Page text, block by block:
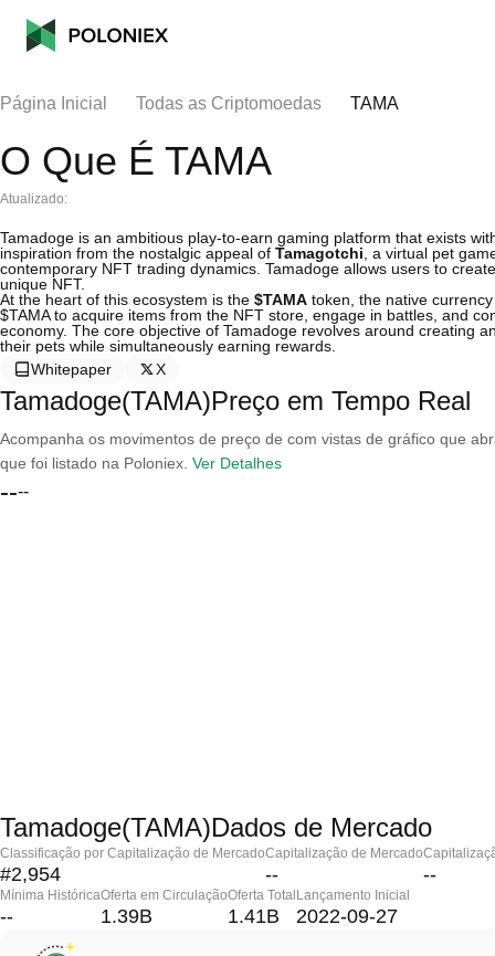
Página Inicial Todas as Criptomoedas TAMA
O Que É TAMA
Atualizado:
Tamadoge is an ambitious play-to-earn gaming platform that exists
inspiration from the nostalgic appeal of Tamagotchi , a virtual pet
contemporary NFT trading dynamics. Tamadoge allows users to
unique NFT.
At the heart of this ecosystem is the $TAMA token, the native
$TAMA to acquire items from the NFT store, engage in battles, and
economy. The core objective of Tamadoge revolves around creating
their pets while simultaneously earning rewards.
Whitepaper
X
Tamadoge(TAMA)Preço em Tempo Real
Acompanha os movimentos de preço de com vistas de gráfico que
que foi listado na Poloniex. Ver Detalhes
----
Tamadoge(TAMA)Dados de Mercado
Classificação por Capitalização de Mercado
#2,954
Capitalização de Mercado
-- --
Mínima Histórica
--
Oferta em Circulação
1.39B
Oferta Total
1.41B
Lançamento Inicial
2022-09-27